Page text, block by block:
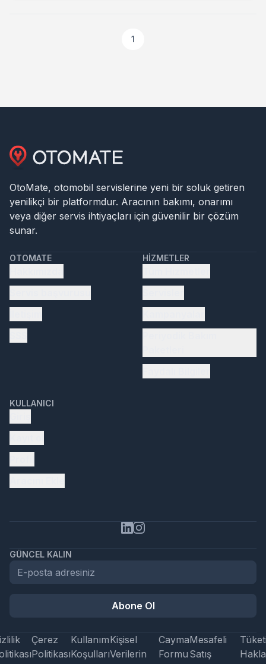
1
OtoMate, otomobil servislerine yeni bir soluk getiren
yenilikçi bir platformdur. Aracının bakımı, onarımı
veya diğer servis ihtiyaçları için güvenilir bir çözüm
sunar.
OTOMATE HIZMETLER
KULLANICI
GÜNCEL KALIN
Abone Ol
Çerez
Politikası
Kullanım
Koşulları
Kişisel
Verilerin
Cayma
Formu
Mesafeli
Satış